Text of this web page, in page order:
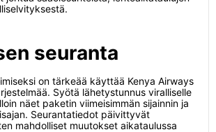
seuranta
on tärkeää käyttää Kenya Airways
Syötä lähetystunnus viralliselle
näet paketin viimeisimmän sijainnin ja
Seurantatiedot päivittyvät
mahdolliset muutokset aikataulussa